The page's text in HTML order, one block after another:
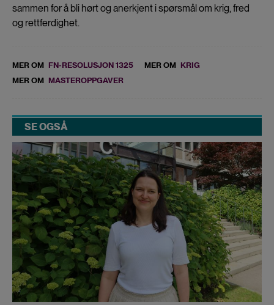
sammen for å bli hørt og anerkjent i spørsmål om krig, fred
og rettferdighet.
MER OM FN-RESOLUSJON 1325 MER OM KRIG
MER OM MASTEROPPGAVER
SE OGSÅ